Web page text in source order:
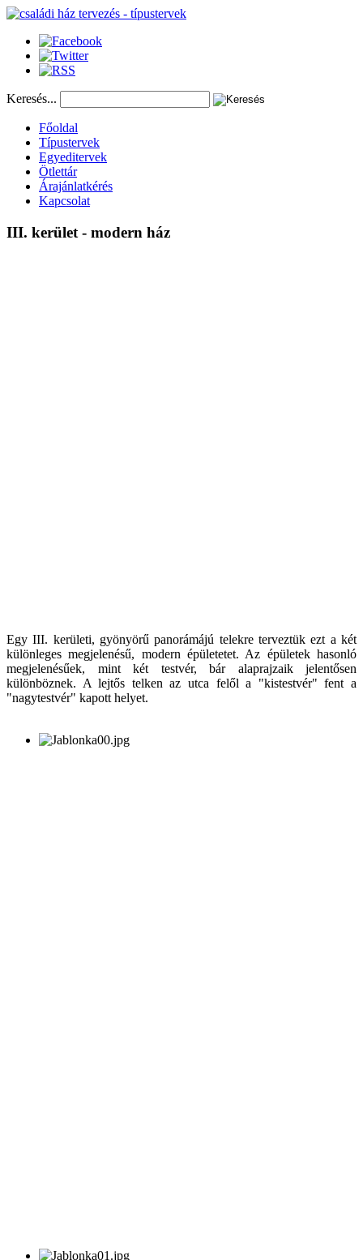
Keresés...
Főoldal
Típustervek
Egyeditervek
Ötlettár
Árajánlatkérés
Kapcsolat
III. kerület - modern ház
Egy III. kerületi, gyönyörű panorámájú telekre terveztük ezt a két
különleges megjelenésű, modern épületetet. Az épületek hasonló
megjelenésűek, mint két testvér, bár alaprajzaik jelentősen
különböznek. A lejtős telken az utca felől a "kistestvér" fent a
"nagytestvér" kapott helyet.